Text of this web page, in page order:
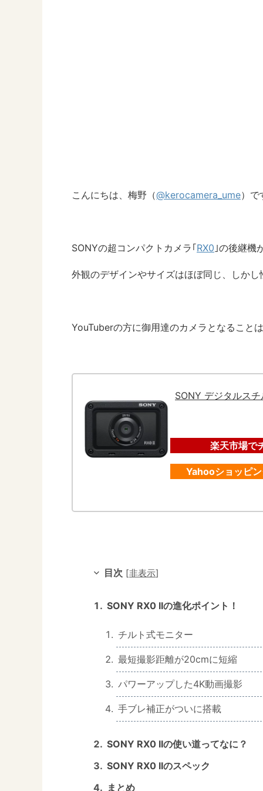
こんにちは、梅野（@kerocamera_ume）で
SONYの超コンパクトカメラ｢RX0 ｣の後継機
外観のデザインやサイズはほぼ同じ、しか
YouTuberの方に御用達のカメラとなること
SONY デジタルス
楽天市場で
Yahooショッピ
目次 [非表示]
SONY RX0 IIの進化ポイント！
チルト式モニター
最短撮影距離が20cmに短縮
パワーアップした4K動画撮影
手ブレ補正がついに搭載
SONY RX0 IIの使い道ってなに？
SONY RX0 IIのスペック
まとめ